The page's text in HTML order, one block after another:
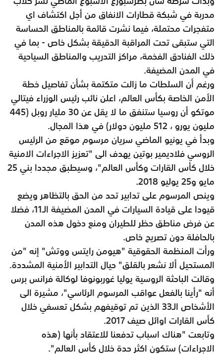
مدربة في شبكة قطارات الانفاق من أجل اكتشاف اي
متفجرات محتملة، فيما نشرت قائمة بالمناطق الحساسة
التي ستبقى تحت المراقبة الدقيقة بشكل خاص - بما في
ذلك الفنادق الفخمة، مراكز التدريب والمناطق السياحية
في المدن المضيفة.
ورغم أن السلطات ما زالت متكتمة بشأن تفاصيل خطة
الأمن الخاصة بكأس العالم، اعلن نائب رئيس الوزراء فيتالي
موتكو أن روسيا ستنفق ما لا يقل عن 30 مليار روبل (445
مليون يورو ، 512 مليون دولار) في هذا المجال.
وبدأ في يونيو الماضي سريان مرسوم موقع من الرئيس
الروسي فلاديمير بوتين يهدف الى "تعزيز الاجراءات الامنية
خلال كأس القارات وكأس العالم"، وسيطبق مجددا بني 25
مايو و25 يوليو 2018.
وينص المرسوم على تدابير تحد من الحق بالتظاهر ويضع
قيودا على قيادة السيارات في المدن المضيفة الـ11، فضلا
عن فرض مناطق حظر للطيران ومنع دخول هذه المدن
بالحافلة دون تصريح خاص.
ورأت المنظمة الحقوقية "هيومن رايتس ووتش" إنه "من
المستحيل ألا نشعر بالقلق" حيال التدابير الأمنية المشددة.
وقالت الباحثة الروسية يوليا غوربونوفا لوكالة فرانس برس
أنه "رأينا بالفعل عواقب المرسوم الرئاسي"، مشيرة الى
الأشخاص الـ33 الذين تم توقيفهم بشكل تعسفي خلال
كأس القارات اوائل صيف 2017.
وتابعت "هناك اسباب تدفعنا للاعتقاد بأنها (هذه
الاجراءات) ستكون اكثر حدة خلال كأس العالم".